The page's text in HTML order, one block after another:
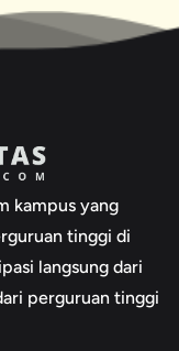
kampus yang
tinggi di
langsung dari
perguruan tinggi